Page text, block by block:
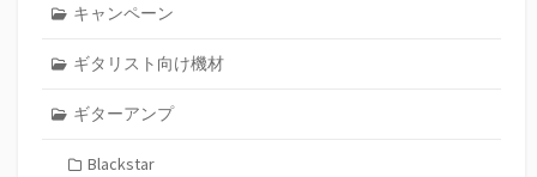
キャンペーン
ギタリスト向け機材
ギターアンプ
Blackstar